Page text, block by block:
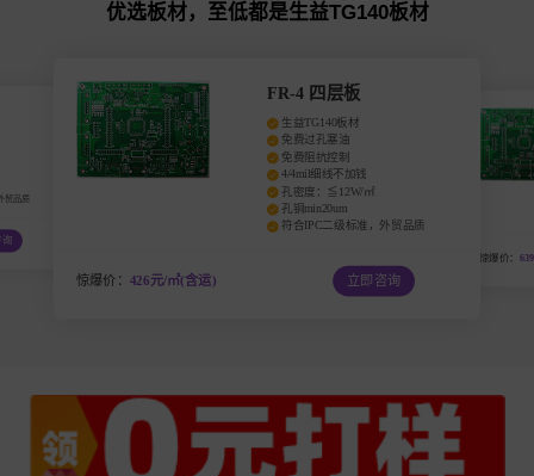
优选板材，至低都是生益TG140板材
贸品质
FR-4 四层板
生益TG140板材
免费过孔塞油
免费阻抗控制
4/4mil细线不加钱
孔密度：≦12W/㎡
孔铜min20um
符合IPC二级标准，外贸品质
惊爆价： 426元/㎡(含运) 立即咨询
惊爆价：